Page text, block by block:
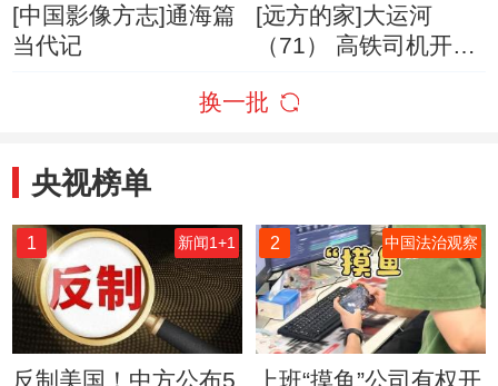
[中国影像方志]通海篇
当代记
[远方的家]大运河
（71） 高铁司机开工
换一批
央视榜单
1 新闻1+1
反制美国！中方公布5
2 中国法治观察
上班“摸鱼”公司有权开